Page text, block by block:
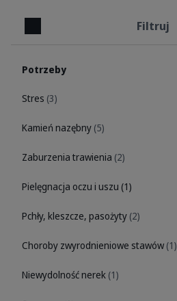
Zamknij Filtruj
Potrzeby
Stres (3)
Kamień nazębny (5)
Zaburzenia trawienia (2)
Pielęgnacja oczu i uszu (1)
Pchły, kleszcze, pasożyty (2)
Choroby zwyrodnieniowe stawów (1)
Niewydolność nerek (1)